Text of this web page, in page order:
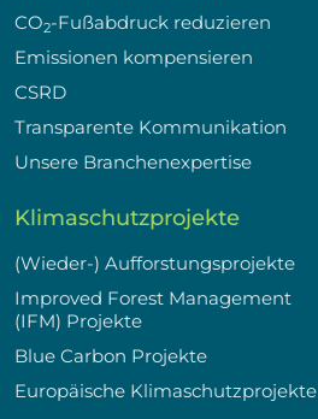
CO2-Fußabdruck reduzieren
Emissionen kompensieren
CSRD
Transparente Kommunikation
Unsere Branchenexpertise
Klimaschutzprojekte
(Wieder-) Aufforstungsprojekte
Improved Forest Management
(IFM) Projekte
Blue Carbon Projekte
Europäische Klimaschutzprojekte